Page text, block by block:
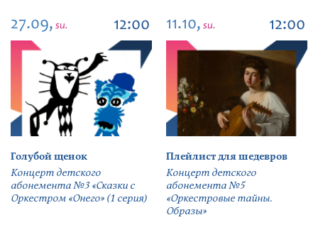
27.09, su. 12:00
Голубой щенок
Концерт детского
абонемента №3 «Сказки с
Оркестром «Онего» (1 серия)
11.10, su. 12:00
Плейлист для шедевров
Концерт детского
абонемента №5
«Оркестровые тайны.
Образы»